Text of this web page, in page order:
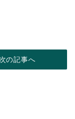
次の記事へ